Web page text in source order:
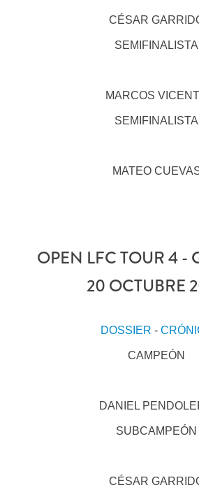
CÉSAR
SEMIFINALISTA
MARCOS
SEMIFINALISTA
MATEO
OPEN LFC TOUR 4 -
20 OCTUBRE
DOSSIER -
CAMPEÓN
DANIEL
SUBCAMPEÓN
CÉSAR